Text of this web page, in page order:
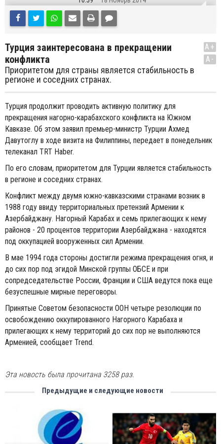
Турция заинтересована в прекращении
конфликта
Приоритетом для страны является стабильность в
регионе и соседних странах.
A+
A-
Турция продолжит проводить активную политику для
прекращения нагорно-карабахского конфликта на Южном
Кавказе. Об этом заявил премьер-министр Турции Ахмед
Давутоглу в ходе визита на Филиппины, передает в понедельник
телеканал TRT Haber.
По его словам, приоритетом для Турции является стабильность
в регионе и соседних странах.
Конфликт между двумя южно-кавказскими странами возник в
1988 году ввиду территориальных претензий Армении к
Азербайджану. Нагорный Карабах и семь прилегающих к нему
районов - 20 процентов территории Азербайджана - находятся
под оккупацией вооруженных сил Армении.
В мае 1994 года стороны достигли режима прекращения огня, и
до сих пор под эгидой Минской группы ОБСЕ и при
сопредседательстве России, Франции и США ведутся пока еще
безуспешные мирные переговоры.
Принятые Советом безопасности ООН четыре резолюции по
освобождению оккупированного Нагорного Карабаха и
прилегающих к нему территорий до сих пор не выполняются
Арменией, сообщает Trend.
Эта новость была прочитана 3258 раз.
Предыдущие и следующие новости